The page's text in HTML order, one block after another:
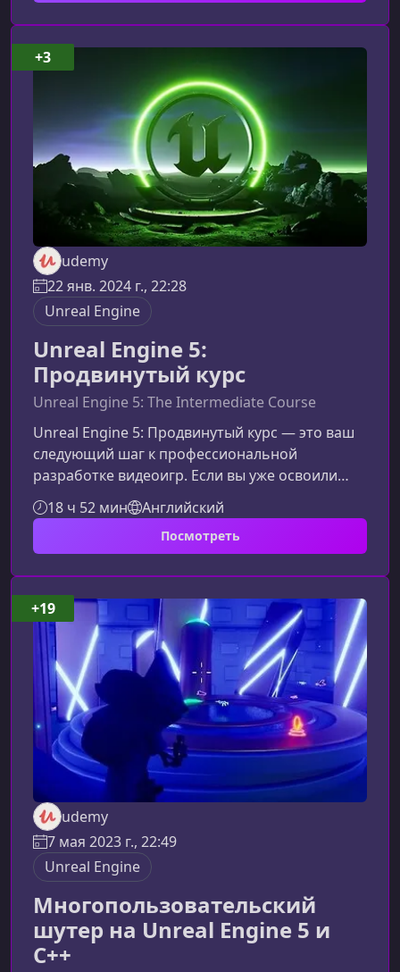
научитесьОбучение выстроено максимально
практично: каждый блок курса направлен на
развитие конкретного навыка, необходимого
для создания профессионального
синематика.Ра
udemy
22 янв. 2024 г., 22:28
Unreal Engine
Unreal Engine 5:
Продвинутый курс
Unreal Engine 5: The Intermediate Course
Unreal Engine 5: Продвинутый курс — это ваш
следующий шаг к профессиональной
разработке видеоигр. Если вы уже освоили
основы UE5 и хотите углубиться в реальные
производственные практики, системное
мышление и продвинутые инструменты
ценность курса и что именно вы получите,
обучаясь по данной программе.Кому
подойдет продвинутый курс Unreal Engine
5Этот курс создан для разработчиков,
которые: уверенно в
18 ч 52 мин Английский
Посмотреть
+3
udemy
7 мая 2023 г., 22:49
Unreal Engine
Многопользовательский
шутер на Unreal Engine 5 и
C++
+19